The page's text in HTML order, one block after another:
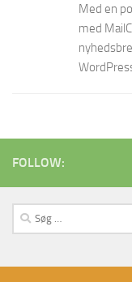
Med en
med
FOLLOW:
Søg
efter: